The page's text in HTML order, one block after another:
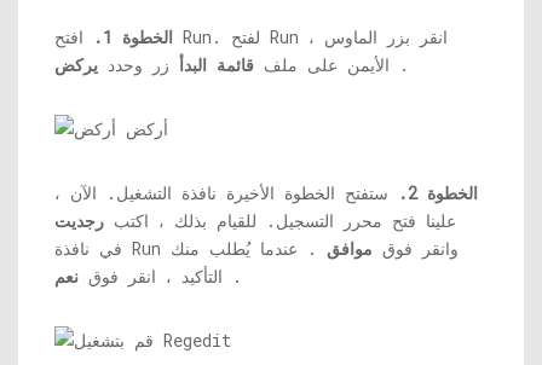
الخطوة 1.
افتح Run. لفتح Run ، انقر بزر الماوس
الأيمن على ملف قائمة البدأ زر وحدد يركض .
الخطوة 2.
ستفتح الخطوة الأخيرة نافذة التشغيل. الآن ،
علينا فتح محرر التسجيل. للقيام بذلك ، اكتب رجديت
في نافذة Run وانقر فوق موافق . عندما يُطلب منك
التأكيد ، انقر فوق نعم .